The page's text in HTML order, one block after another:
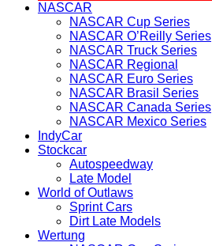
NASCAR
NASCAR Cup Series
NASCAR O’Reilly Series
NASCAR Truck Series
NASCAR Regional
NASCAR Euro Series
NASCAR Brasil Series
NASCAR Canada Series
NASCAR Mexico Series
IndyCar
Stockcar
Autospeedway
Late Model
World of Outlaws
Sprint Cars
Dirt Late Models
Wertung